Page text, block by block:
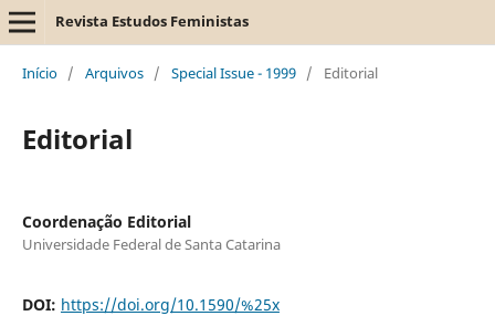
Revista Estudos Feministas
Início / Arquivos / Special Issue - 1999 / Editorial
Editorial
Coordenação Editorial
Universidade Federal de Santa Catarina
DOI: https://doi.org/10.1590/%25x